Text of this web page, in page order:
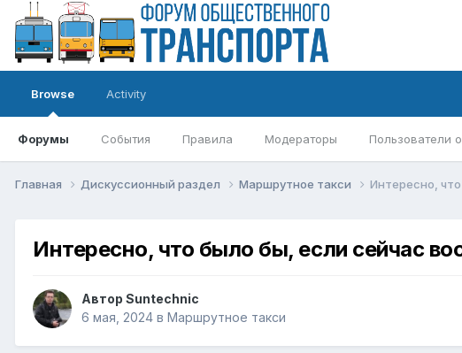
Browse
Форумы События Правила Модераторы Пользователи
Activity
Главная Дискуссионный раздел Маршрутное такси Интересно,
Интересно, что было бы, если сейчас
Автор Suntechnic
6 мая, 2024 в Маршрутное такси